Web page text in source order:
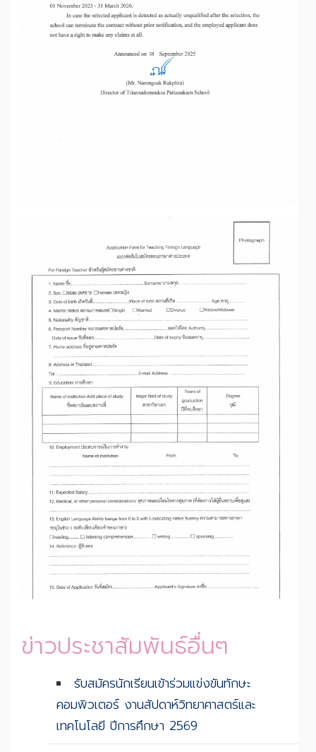
ข่าวประชาสัมพันธ์อื่นๆ
รับสมัครนักเรียนเข้าร่วมแข่งขันทักษะ
คอมพิวเตอร์ งานสัปดาห์วิทยาศาสตร์และ
เทคโนโลยี ปีการศึกษา 2569